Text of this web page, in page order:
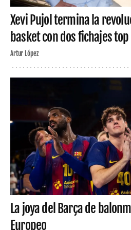
Xevi Pujol termina la
basket con dos fichajes top
Artur López
La joya del Barça de
Europeo